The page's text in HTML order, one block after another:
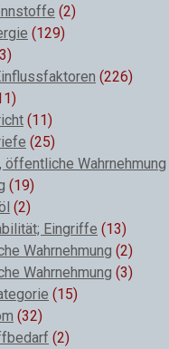
(2)
(129)
(226)
(11)
(25)
öffentliche Wahrnehmung
(19)
(2)
Eingriffe (13)
Wahrnehmung (2)
Wahrnehmung (3)
(15)
(32)
(2)